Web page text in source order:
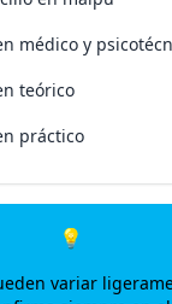
médico y
teórico
práctico
💡
variar